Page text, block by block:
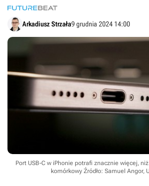
Arkadiusz Strzała9 grudnia 2024 14:00
Port USB-C w iPhonie potrafi znacznie więcej,
komórkowy Źródło: Samuel Angor,